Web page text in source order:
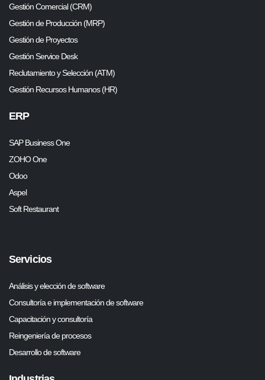
Gestión Comercial (CRM)
Gestión de Producción (MRP)
Gestión de Proyectos
Gestión Service Desk
Reclutamiento y Selección (ATM)
Gestión Recursos Humanos (HR)
ERP
SAP Business One
ZOHO One
Odoo
Aspel
Soft Restaurant
Servicios
Análisis y elección de software
Consultoría e implementación de software
Capacitación y consultoría
Reingeniería de procesos
Desarrollo de software